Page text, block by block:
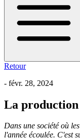
Retour
- févr. 28, 2024
La production
Dans une société où
l'année écoulée. C'est